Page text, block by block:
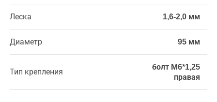
Леска 1,6-2,0 мм
Диаметр 95 мм
Тип крепления
болт М6*1,25
правая